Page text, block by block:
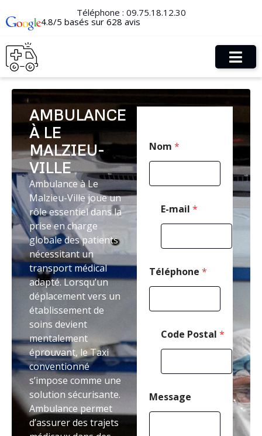
Téléphone : 09.75.18.12.30
4.8/5 basés sur 628 avis
AMBULANCE
À LE
MALZIEU-
VILLE
Ambulance à Le
Malzieu-Ville joue un
rôle essentiel dans la
prise en charge
globale des patients
nécessitant un
transport médical
adapté. Lorsqu’un
déplacement vers un
établissement de
soins devient
mentalement
éprouvant, le Taxi
conventionné
s’impose comme une
solution sécurisante.
Ambulance permet
d’assurer des trajets
Nom *
E-mail *
C
o
e
P
o
l
é
e
Téléphone *
Code Postal *
Message